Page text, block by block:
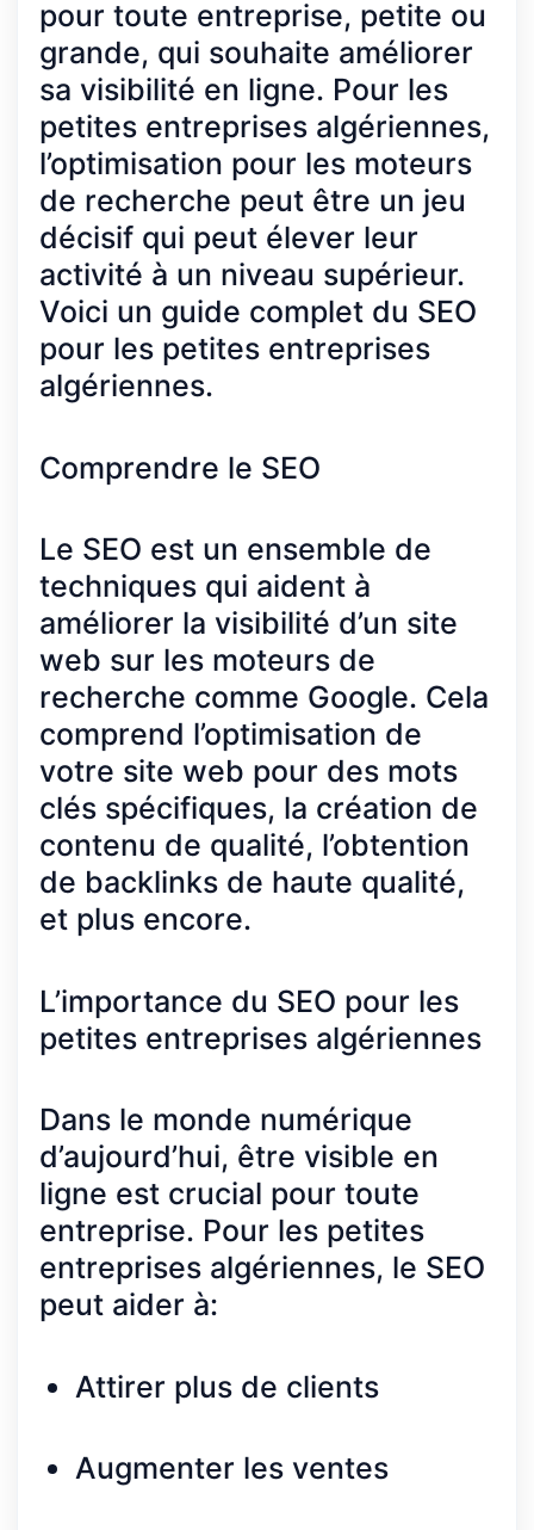
pour toute entreprise, petite ou
grande, qui souhaite améliorer
sa visibilité en ligne. Pour les
petites entreprises algériennes,
l’optimisation pour les moteurs
de recherche peut être un jeu
décisif qui peut élever leur
activité à un niveau supérieur.
Voici un guide complet du SEO
pour les petites entreprises
algériennes.
Comprendre le SEO
Le SEO est un ensemble de
techniques qui aident à
améliorer la visibilité d’un site
web sur les moteurs de
recherche comme Google. Cela
comprend l’optimisation de
votre site web pour des mots
clés spécifiques, la création de
contenu de qualité, l’obtention
de backlinks de haute qualité,
et plus encore.
L’importance du SEO pour les
petites entreprises algériennes
Dans le monde numérique
d’aujourd’hui, être visible en
ligne est crucial pour toute
entreprise. Pour les petites
entreprises algériennes, le SEO
peut aider à:
Attirer plus de clients
Augmenter les ventes